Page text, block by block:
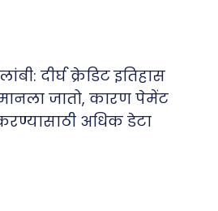
दीर्घ क्रेडिट इतिहास
जातो, कारण पेमेंट
करण्यासाठी अधिक डेटा